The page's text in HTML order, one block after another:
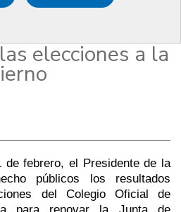
del Dr.
elecciones a la
de febrero, el Presidente de la
públicos los resultados
del Colegio Oficial de
para renovar la Junta de